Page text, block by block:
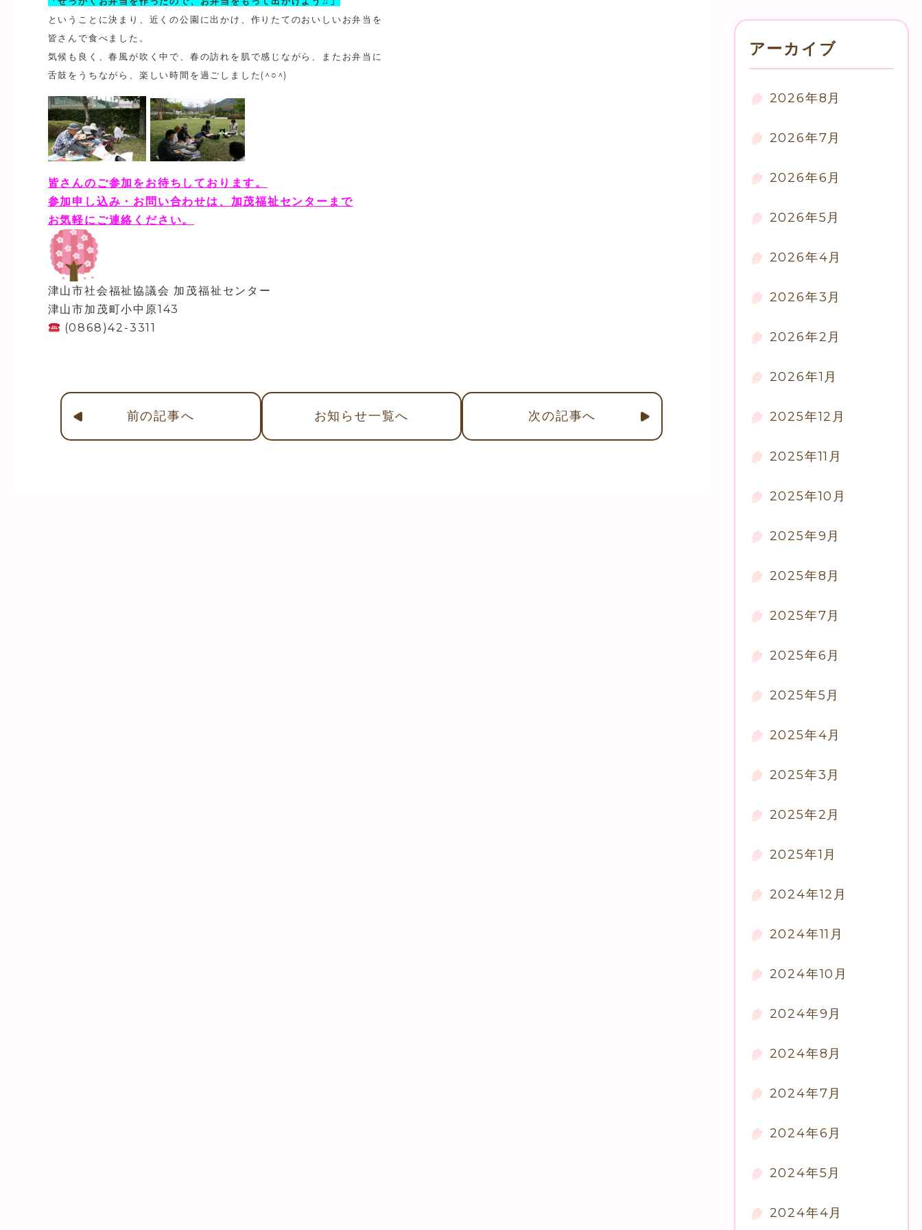
ということに決まり、近くの公園に出かけ、作りたてのおいしいお弁当を
皆さんで食べました。
気候も良く、春風が吹く中で、春の訪れを肌で感じながら、またお弁当に
舌鼓をうちながら、楽しい時間を過ごしました(^○^)
皆さんのご参加をお待ちしております。
参加申し込み・お問い合わせは、加茂福祉センターまで
お気軽にご連絡ください。
津山市社会福祉協議会 加茂福祉センター
津山市加茂町小中原143
(0868)42-3311
前の記事へ お知らせ一覧へ 次の記事へ
アーカイブ
2026年8月
2026年7月
2026年6月
2026年5月
2026年4月
2026年3月
2026年2月
2026年1月
2025年12月
2025年11月
2025年10月
2025年9月
2025年8月
2025年7月
2025年6月
2025年5月
2025年4月
2025年3月
2025年2月
2025年1月
2024年12月
2024年11月
2024年10月
2024年9月
2024年8月
2024年7月
2024年6月
2024年5月
2024年4月